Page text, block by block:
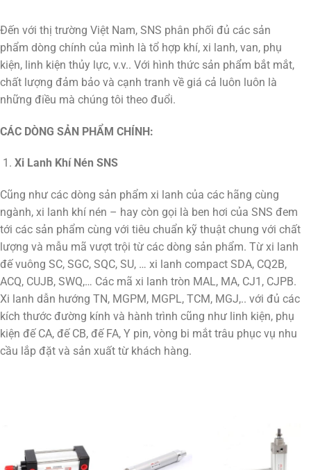
Đến với thị trường Việt Nam, SNS phân phối đủ các sản
phẩm dòng chính của mình là tổ hợp khí, xi lanh, van, phụ
kiện, linh kiện thủy lực, v.v.. Với hình thức sản phẩm bắt mắt,
chất lượng đảm bảo và cạnh tranh về giá cả luôn luôn là
những điều mà chúng tôi theo đuổi.
CÁC DÒNG SẢN PHẨM CHÍNH:
Xi Lanh Khí Nén SNS
Cũng như các dòng sản phẩm xi lanh của các hãng cùng
ngành, xi lanh khí nén – hay còn gọi là ben hơi của SNS đem
tới các sản phẩm cùng với tiêu chuẩn kỹ thuật chung với chất
lượng và mẫu mã vượt trội từ các dòng sản phẩm. Từ xi lanh
đế vuông SC, SGC, SQC, SU, … xi lanh compact SDA, CQ2B,
ACQ, CUJB, SWQ,… Các mã xi lanh tròn MAL, MA, CJ1, CJPB.
Xi lanh dẫn hướng TN, MGPM, MGPL, TCM, MGJ,.. với đủ các
kích thước đường kính và hành trình cũng như linh kiện, phụ
kiện đế CA, đế CB, đế FA, Y pin, vòng bi mắt trâu phục vụ nhu
cầu lắp đặt và sản xuất từ khách hàng.